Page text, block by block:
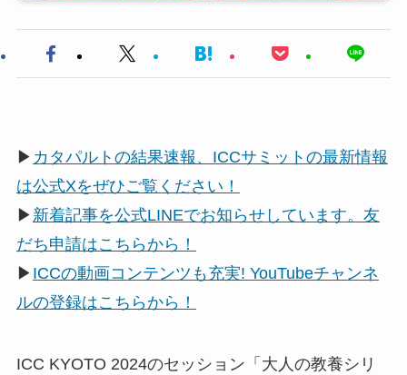
▶ カタパルトの結果速報、ICCサミットの最新情報
は公式Xをぜひご覧ください！
▶ 新着記事を公式LINEでお知らせしています。友
だち申請はこちらから！
▶ ICCの動画コンテンツも充実! YouTubeチャンネ
ルの登録はこちらから！
ICC KYOTO 2024のセッション「大人の教養シリ